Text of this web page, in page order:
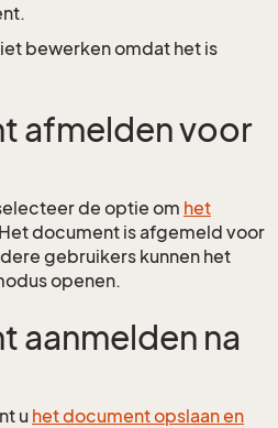
bewerken omdat het is
afmelden voor
de optie om het
document is afgemeld voor
gebruikers kunnen het
openen.
aanmelden na
u het document opslaan en